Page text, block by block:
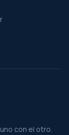
con el otro.